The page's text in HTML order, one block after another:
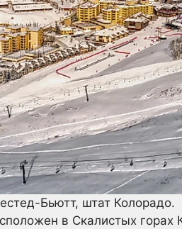
Бьютт, штат Колорадо.
в Скалистых